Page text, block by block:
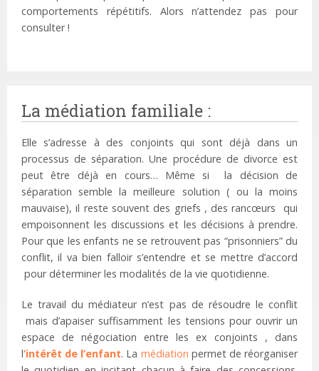
comportements répétitifs. Alors n’attendez pas pour
consulter !
La médiation familiale :
Elle s’adresse à des conjoints qui sont déjà dans un
processus de séparation. Une procédure de divorce est
peut être déjà en cours… Même si la décision de
séparation semble la meilleure solution ( ou la moins
mauvaise), il reste souvent des griefs , des rancœurs qui
empoisonnent les discussions et les décisions à prendre.
Pour que les enfants ne se retrouvent pas “prisonniers” du
conflit, il va bien falloir s’entendre et se mettre d’accord
pour déterminer les modalités de la vie quotidienne.
Le travail du médiateur n’est pas de résoudre le conflit
mais d’apaiser suffisamment les tensions pour ouvrir un
espace de négociation entre les ex conjoints , dans
l’intérêt de l’enfant. La médiation permet de réorganiser